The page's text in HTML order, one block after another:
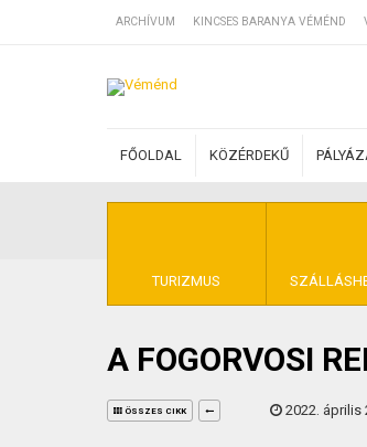
ARCHÍVUM KINCSES BARANYA VÉMÉND
FŐOLDAL KÖZÉRDEKŰ
TURIZMUS
SZÁLLÁSOK
KINCSES
A FOGORVOSI
ÖSSZES CIKK 2022. április